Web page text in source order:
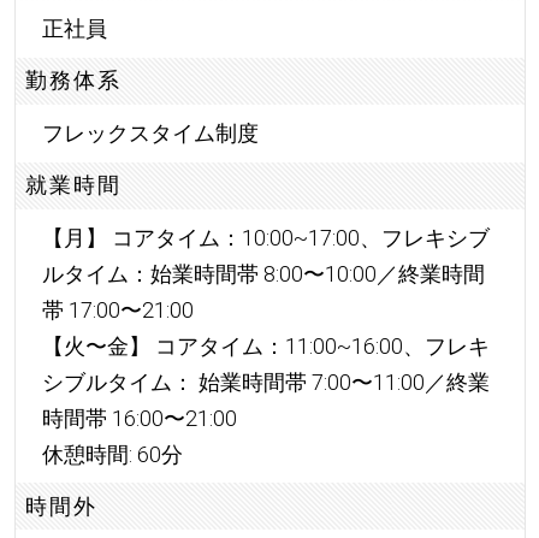
正社員
勤務体系
フレックスタイム制度
就業時間
【月】 コアタイム：10:00~17:00、フレキシブ
ルタイム：始業時間帯 8:00〜10:00／終業時間
帯 17:00〜21:00
【火〜金】 コアタイム：11:00~16:00、フレキ
シブルタイム： 始業時間帯 7:00〜11:00／終業
時間帯 16:00〜21:00
休憩時間: 60分
時間外